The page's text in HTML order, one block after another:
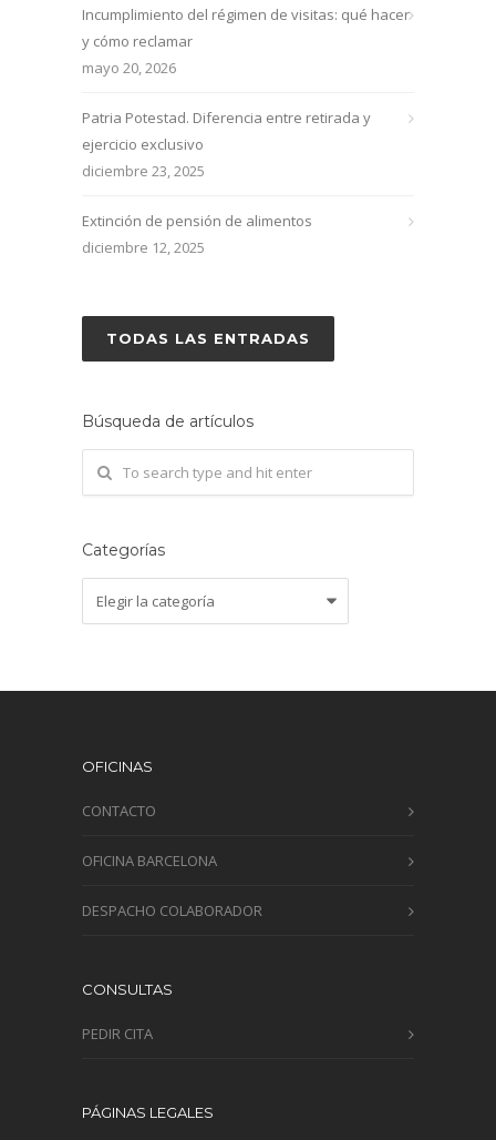
Incumplimiento del régimen de visitas: qué hacer
y cómo reclamar
mayo 20, 2026
Patria Potestad. Diferencia entre retirada y
ejercicio exclusivo
diciembre 23, 2025
Extinción de pensión de alimentos
diciembre 12, 2025
TODAS LAS ENTRADAS
Búsqueda de artículos
Categorías
OFICINAS
CONTACTO
OFICINA BARCELONA
DESPACHO COLABORADOR
CONSULTAS
PEDIR CITA
PÁGINAS LEGALES